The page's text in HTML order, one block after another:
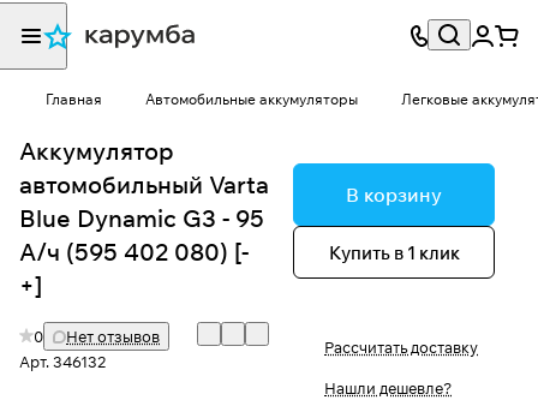
Главная Автомобильные аккумуляторы Легковые
Аккумулятор
автомобильный Varta
Blue Dynamic G3 - 95
А/ч (595 402 080) [-
+]
0
Нет отзывов
Арт.346132
В корзину
Купить в 1 клик
Рассчитать доставку
Нашли дешевле?